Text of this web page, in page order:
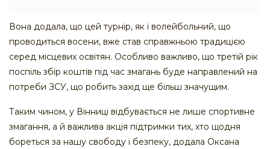
Вона додала, що цей турнір, як і волейбольний, що
проводиться восени, вже став справжньою традицією
серед місцевих освітян. Особливо важливо, що третій рік
поспіль збір коштів під час змагань буде направлений на
потреби ЗСУ, що робить захід ще більш значущим.
Таким чином, у Вінниці відбувається не лише спортивне
змагання, а й важлива акція підтримки тих, хто щодня
бореться за нашу свободу і безпеку, додала Оксана